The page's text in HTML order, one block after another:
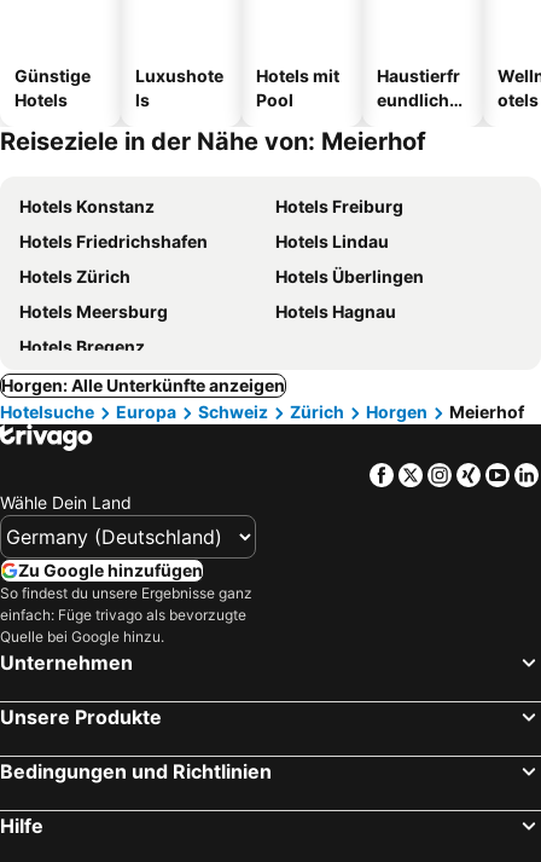
Günstige
Hotels
Luxushote
ls
Hotels mit
Pool
Haustierfr
eundliche
otels
Reiseziele in der Nähe von: Meierhof
Hotels Konstanz
Hotels Freiburg
Hotels Friedrichshafen
Hotels Lindau
Hotels Zürich
Hotels Überlingen
Hotels Meersburg
Hotels Hagnau
Hotels Bregenz
Horgen: Alle Unterkünfte anzeigen
Hotelsuche
Europa Schweiz Zürich Horgen Meierhof
Facebook
TwitterXing
Wähle Dein Land
Zu Google hinzufügen
So findest du unsere Ergebnisse ganz
einfach: Füge trivago als bevorzugte
Quelle bei Google hinzu.
Unternehmen
Unsere Produkte
Bedingungen und Richtlinien
Hilfe